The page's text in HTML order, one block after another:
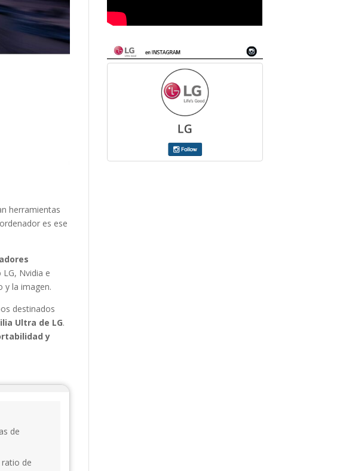
herramientas
es ese
Nvidia e
y la imagen.
destinados
Ultra de LG.
y
de
ratio de